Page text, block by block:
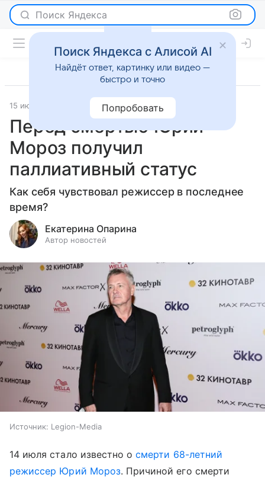
Поиск Яндекса
15 июля 2025 Светская жизнь
Перед смертью Юрий
Мороз получил
паллиативный статус
Как себя чувствовал режиссер в последнее
время?
Екатерина Опарина
Автор новостей
Источник: Legion-Media
14 июля стало известно осмерти 68-летний
режиссер Юрий Мороз. Причиной его смерти
Поиск Яндекса с Алисой AI
Найдёт ответ, картинку или видео —
быстро и точно
Попробовать